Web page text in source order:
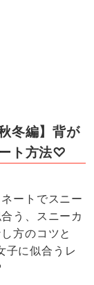
冬編】背が
ト方法♡
ートでスニー
う、スニーカ
方のコツと
子に似合うレ